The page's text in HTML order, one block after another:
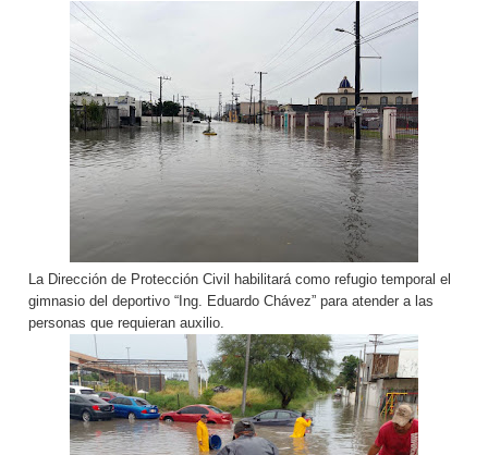
La Dirección de Protección Civil habilitará como refugio temporal el
gimnasio del deportivo “Ing. Eduardo Chávez” para atender a las
personas que requieran auxilio.